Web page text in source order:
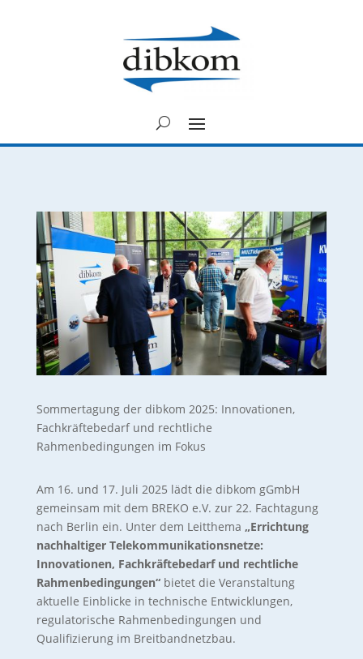
Sommertagung der dibkom 2025: Innovationen,
Fachkräftebedarf und rechtliche
Rahmenbedingungen im Fokus
Am 16. und 17. Juli 2025 lädt die dibkom gGmbH
gemeinsam mit dem BREKO e.V. zur 22. Fachtagung
nach Berlin ein. Unter dem Leitthema „Errichtung
nachhaltiger Telekommunikationsnetze:
Innovationen, Fachkräftebedarf und rechtliche
Rahmenbedingungen“bietet die Veranstaltung
aktuelle Einblicke in technische Entwicklungen,
regulatorische Rahmenbedingungen und
Qualifizierung im Breitbandnetzbau.